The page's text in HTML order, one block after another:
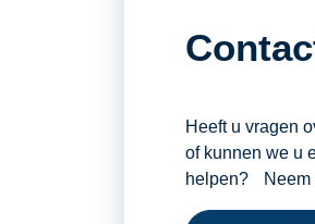
Tankinhoud diesel
Heeft u vragen
of kunnen we u
helpen? Neem